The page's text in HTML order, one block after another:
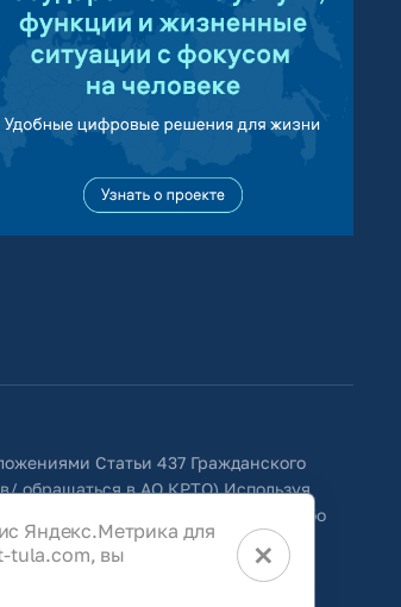
Статьи 437 Гражданского
обращаться в АО КРТО).Используя
исправлять, дополнять, либо
×
Яндекс.Метрика для
tula.com, вы